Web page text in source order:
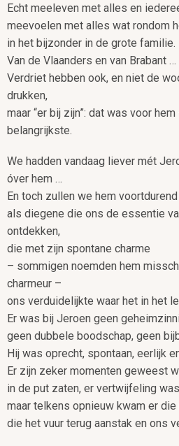
Echt meeleven met alles en
meevoelen met alles wat rondom
in het bijzonder in de grote familie.
Van de Vlaanders en van Brabant …
Verdriet hebben ook, en niet de
drukken,
maar “er bij zijn”: dat was voor
belangrijkste.
We hadden vandaag liever mét
óver hem …
En toch zullen we hem
als diegene die ons de essentie
ontdekken,
die met zijn spontane charme
– sommigen noemden hem
charmeur –
ons verduidelijkte waar het in het
Er was bij Jeroen geen
geen dubbele boodschap, geen
Hij was oprecht, spontaan, eerlijk
Er zijn zeker momenten geweest
in de put zaten, er vertwijfeling
maar telkens opnieuw kwam er
die het vuur terug aanstak en ons